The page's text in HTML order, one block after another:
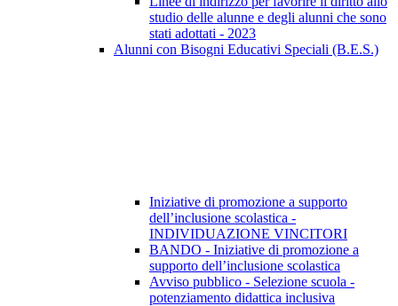
studio delle alunne e degli alunni che sono
stati adottati - 2023
Alunni con Bisogni Educativi Speciali (B.E.S.)
Iniziative di promozione a supporto
dell’inclusione scolastica -
INDIVIDUAZIONE VINCITORI
BANDO - Iniziative di promozione a
supporto dell’inclusione scolastica
Avviso pubblico - Selezione scuola -
potenziamento didattica inclusiva